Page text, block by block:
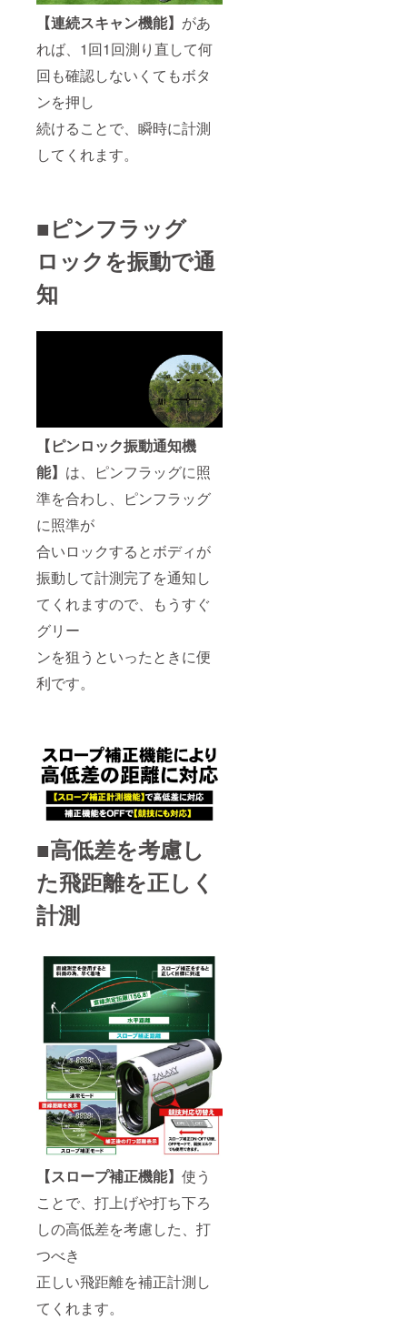
【連続スキャン機能】 があ
れば、1回1回測り直して何
回も確認しないくてもボタ
ンを押し
続けることで、瞬時に計測
してくれます。
■ピンフラッグ
ロックを振動で通
知
【ピンロック振動通知機
能】 は、ピンフラッグに照
準を合わし、ピンフラッグ
に照準が
合いロックするとボディが
振動して計測完了を通知し
てくれますので、もうすぐ
グリー
ンを狙うといったときに便
利です。
■高低差を考慮し
た飛距離を正しく
計測
【スロープ補正機能】 使う
ことで、打上げや打ち下ろ
しの高低差を考慮した、打
つべき
正しい飛距離を補正計測し
てくれます。